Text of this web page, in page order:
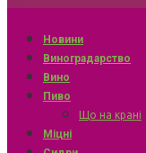
Новини
Виноградарство
Вино
Пиво
Що на крані
Міцні